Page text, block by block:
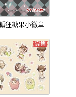
狸糖果小徽章